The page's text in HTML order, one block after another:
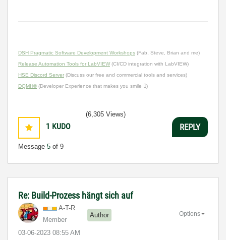
DSH Pragmatic Software Development Workshops (Fab, Steve, Brian and me)
Release Automation Tools for LabVIEW(CI/CD integration with LabVIEW)
HSE Discord Server (Discuss our free and commercial tools and services)
DQMH® (Developer Experience that makes you smile )
1 KUDO
Message 5 of 9
(6,305 Views)
REPLY
Re: Build-Prozess hängt sich auf
A-T-R
Member
Author
‎03-06-2023 08:55 AM
Options